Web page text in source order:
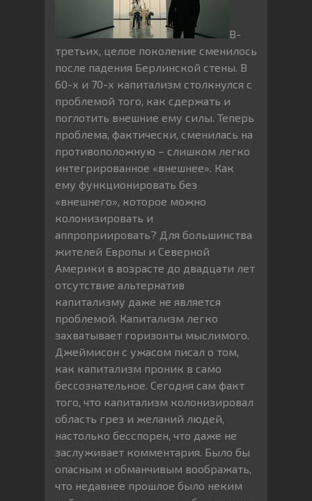
В-
третьих, целое поколение сменилось
после падения Берлинской стены. В
60-х и 70-х капитализм столкнулся с
проблемой того, как сдержать и
поглотить внешние ему силы. Теперь
проблема, фактически, сменилась на
противоположную – слишком легко
интегрированное «внешнее». Как
ему функционировать без
«внешнего», которое можно
колонизировать и
аппроприировать? Для большинства
жителей Европы и Северной
Америки в возрасте до двадцати лет
отсутствие альтернатив
капитализму даже не является
проблемой. Капитализм легко
захватывает горизонты мыслимого.
Джеймисон с ужасом писал о том,
как капитализм проник в само
бессознательное. Сегодня сам факт
того, что капитализм колонизировал
область грез и желаний людей,
настолько бесспорен, что даже не
заслуживает комментария. Было бы
опасным и обманчивым воображать,
что недавнее прошлое было неким